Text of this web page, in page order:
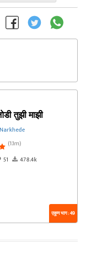
तुझी माझी
Narkhede
(1.1m)
51 478.4k
एकूण भाग : 49